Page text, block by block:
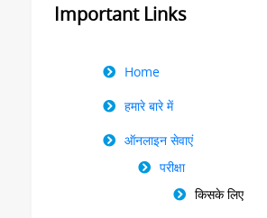
Important Links
Right
Menu
Home
हमारे बारे में
ऑनलाइन सेवाएं
परीक्षा
किसके लिए